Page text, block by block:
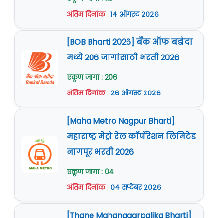
शुल्क (Fee):
नमूद नाही
अर्ज पाठविण्याचा पत्ता :शासकीय वैद्यकीय
महाविद्यालय अमरावती, श्रीकृष्ण पेठ, डफरीन रुग्णालय
परिसर, अमरावती.
Important Dates:
अर्ज सुरू होण्याची तारीख 02 फेब्रुवारी 2026
अर्ज करण्याची शेवटची तारीख
Important Links:
जाहिरात (PDF)
Important Dates:
मुलाखतीची दिनांक महिन्याच्या प्रत्येक बुधवारी
जाहिरात (PDF) येथे क्लिक करा
अधिकृत वेबसाइट www.gmcamravati.org
How to Apply For Medical
College Amravati Bharti 2026 :
अंतिम दिनांक: १४ ऑगस्ट २०२६
[BOB Bharti 2026] बँक ऑफ बडोदा
मध्ये 206 जागांसाठी भरती 2026
एकूण जागा : 206
अंतिम दिनांक: २६ ऑगस्ट २०२६
[Maha Metro Nagpur Bharti]
महाराष्ट्र मेट्रो रेल कॉर्पोरेशन लिमिटेड
नागपूर भरती 2026
एकूण जागा : 04
अंतिम दिनांक: ०४ सप्टेंबर २०२६
[Thane Mahanagarpalika Bharti]